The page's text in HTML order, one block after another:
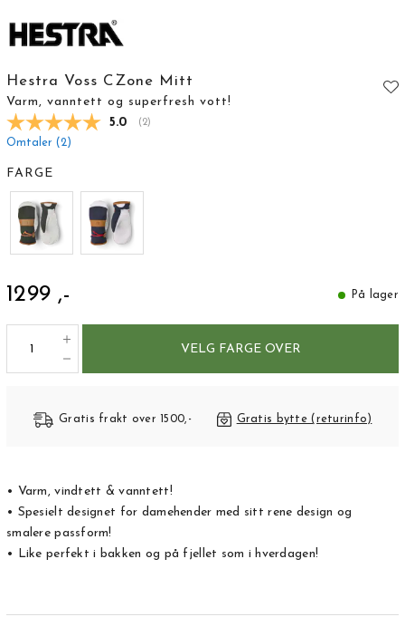
Hestra Voss CZone Mitt
Varm, vanntett og superfresh vott!
Gjennomsnittskarakter:
5.0 (stemmer:
2)
Omtaler (2)
FARGE
1299 ,- På lager
VELG FARGE OVER
Gratis frakt over 1500,- Gratis bytte (returinfo)
• Varm, vindtett & vanntett!
• Spesielt designet for damehender med sitt rene design og
smalere passform!
• Like perfekt i bakken og på fjellet som i hverdagen!